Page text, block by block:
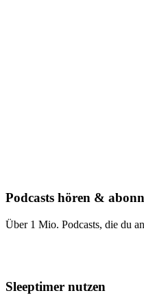
Podcasts hören &
Über 1 Mio. Podcasts, die du
Sleeptimer nutzen